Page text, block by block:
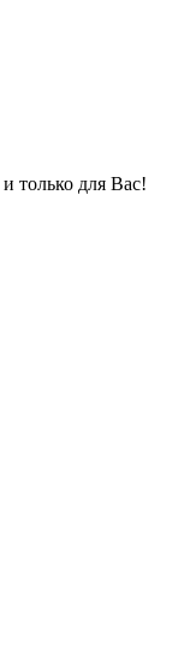
только для Вас!